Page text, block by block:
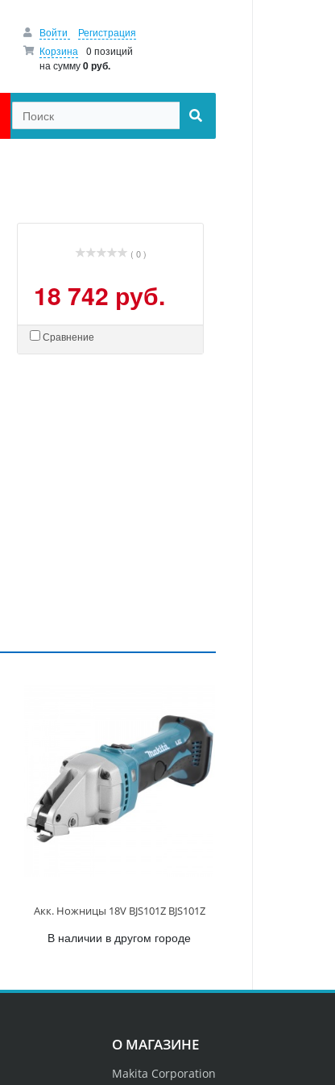
Войти
Регистрация
Корзина
0 позиций
на сумму0 руб.
( 0 )
18 742 руб.
Сравнение
Акк. Ножницы 18V BJS101Z BJS101Z
В наличии в другом городе
О МАГАЗИНЕ
Makita Corporation